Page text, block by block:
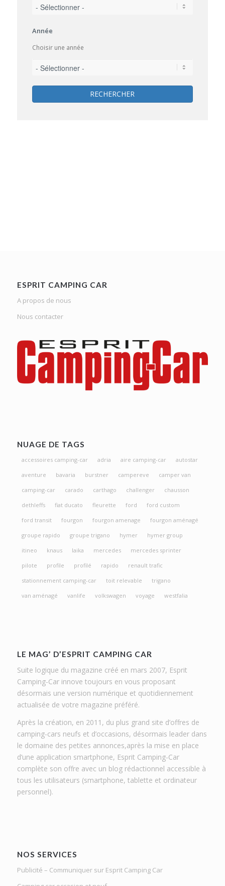
Année
Choisir une année
RECHERCHER
ESPRIT CAMPING CAR
A propos de nous
Nous contacter
NUAGE DE TAGS
accessoires camping-car adria aire camping-car
autostar
aventure
bavaria burstner campereve
camper van
camping-car
carado carthago challenger
chausson
dethleffs
fiat ducato fleurette ford
ford custom
ford transit
fourgon fourgon amenage
fourgon aménagé
groupe rapido
groupe trigano hymer
hymer group
itineo
knaus laika mercedes
mercedes sprinter
pilote
profile profilé rapido
renault trafic
stationnement camping-car
toit relevable
trigano
van aménagé
vanlife volkswagen voyage westfalia
LE MAG’ D’ESPRIT CAMPING CAR
Suite logique du magazine créé en mars 2007, Esprit
Camping-Car innove toujours en vous proposant
désormais une version numérique et quotidiennement
actualisée de votre magazine préféré.
Après la création, en 2011, du plus grand site d’offres de
camping-cars neufs et d’occasions, désormais leader dans
le domaine des petites annonces,après la mise en place
d’une application smartphone, Esprit Camping-Car
complète son offre avec un blog rédactionnel accessible à
tous les utilisateurs (smartphone, tablette et ordinateur
personnel).
NOS SERVICES
Publicité – Communiquer sur Esprit Camping Car